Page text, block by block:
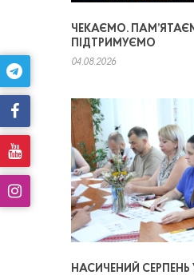
ЧЕКАЄМО.
ПІДТРИМУЄМО
04.08.2026
НАСИЧЕНИЙ СЕРПЕНЬ